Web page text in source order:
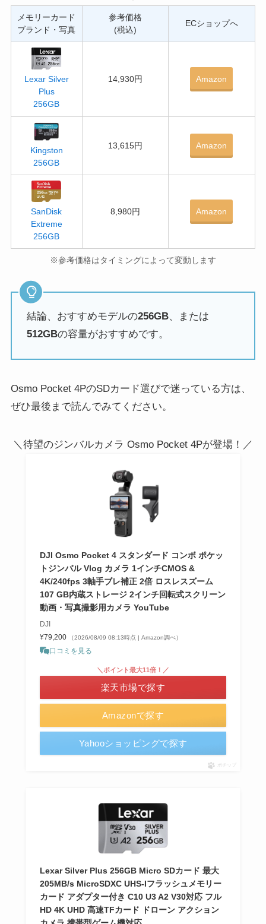
メモリーカード
ブランド・写真
参考価格
(税込)
ECショップへ
Lexar Silver
Plus
256GB
14,930円 Amazon
Kingston
256GB
13,615円 Amazon
SanDisk
Extreme
256GB
8,980円 Amazon
※参考価格はタイミングによって変動します
結論、おすすめモデルの256GB、または
512GBの容量がおすすめです。
Osmo Pocket 4PのSDカード選びで迷っている方は、
ぜひ最後まで読んでみてください。
＼待望のジンバルカメラ Osmo Pocket 4Pが登場！／
DJI Osmo Pocket 4 スタンダード コンボ ポケッ
トジンバル Vlog カメラ 1インチCMOS &
4K/240fps 3軸手ブレ補正 2倍 ロスレスズーム
107 GB内蔵ストレージ 2インチ回転式スクリーン
動画・写真撮影用カメラ YouTube
DJI
¥79,200
（2026/08/09 08:13時点 | Amazon調べ）
口コミを見る
Amazonで探す
＼ポイント最大11倍！／
楽天市場で探す
Yahooショッピングで探す
ポチップ
Lexar Silver Plus 256GB Micro SDカード 最大
205MB/s MicroSDXC UHS-Iフラッシュメモリー
カード アダプター付き C10 U3 A2 V30対応 フル
HD 4K UHD 高速TFカード ドローン アクション